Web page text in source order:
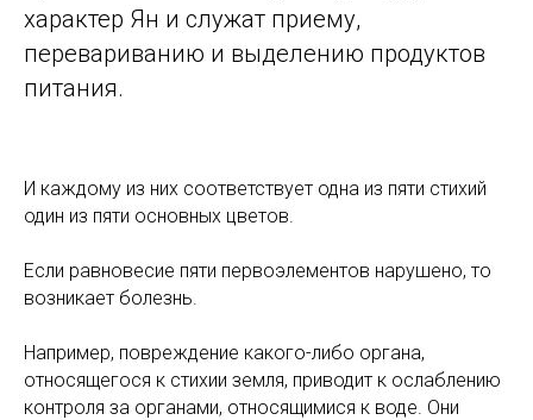
характер Ян и служат приему,
перевариванию и выделению продуктов
питания.
И каждому из них соответствует одна из пяти стихий
один из пяти основных цветов.
Если равновесие пяти первоэлементов нарушено, то
возникает болезнь.
Например, повреждение какого-либо органа,
относящегося к стихии земля, приводит к ослаблению
контроля за органами, относящимися к воде. Они